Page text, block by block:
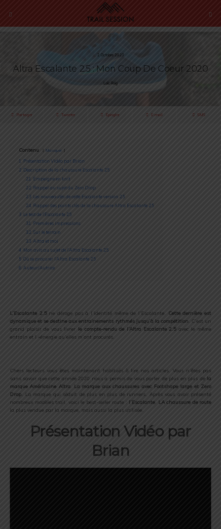
2 Octobre 2020
Altra Escalante 2.5 : Mon Coup De Coeur 2020
Loïc Roig
Partager Tweeter Épingler E-mail SMS
Contenu Masquer
1
Présentation Vidéo par Brian
2 Description de la chaussure Escalante 2.5
2.1
Empeigne en knit
2.2 Rappel au sujet du Zero Drop
2.3 Les nouveautés de cette Escalante version 2.5
2.4 Rappel des points clés de la chaussure Altra Escalante 2.5
3 Le test de l’Escalante 2.5
3.1
Premières impressions
3.2 Sur le terrain
3.3 Altra et moi
4 Mon avis au sujet de l’Altra Escalante 2.5
5 Où se procurer l’Altra Escalante 2.5
6 Auteur/Autrice
L’Escalante 2.5ne déroge pas à l’identité même de l’Escalante. Cette dernière est
dynamique et se destine aux entrainements rythmés jusqu’à la compétition. C’est un
grand plaisir de vous livrer le compte-rendu de l’Altra Escalante 2.5 avec le même
entrain et l »énergie qu’elles m’ont procurés.
Chers lecteurs vous êtes maintenant habitués à lire nos articles. Vous n’êtes pas
sans savoir que cette année 2020 nous a permis de vous parler de plus en plus de la
marque Américaine Altra. La marque aux chaussures avec Footshape large et Zero
Drop. La marque qui séduit de plus en plus de runners. Après vous avoir présenté
nombreux modèles trail, voici le best-seller route : l’Escalante. LA chaussure de route
la plus vendue par la marque, mais aussi la plus utilisée.
Présentation Vidéo par
Brian